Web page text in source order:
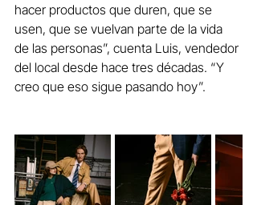
hacer productos que duren, que se
usen, que se vuelvan parte de la vida
de las personas”, cuenta Luis, vendedor
del local desde hace tres décadas. “Y
creo que eso sigue pasando hoy”.